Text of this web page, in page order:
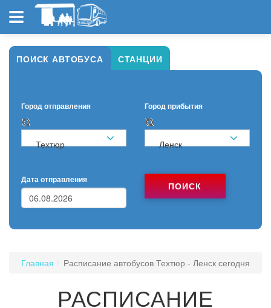
ПОИСК АВТОБУСА СТАНЦИИ
Город отправления
Техтюр
Город прибытия
Ленск
Дата отправления
ПОИСК
Главная Расписание автобусов Техтюр - Ленск сегодня
РАСПИСАНИЕ